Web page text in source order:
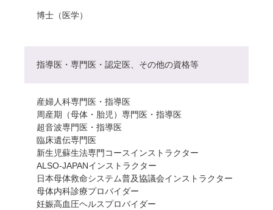
博士（医学）
指導医・専門医・認定医、その他の資格等
産婦人科専門医・指導医
周産期（母体・胎児）専門医・指導医
超音波専門医・指導医
臨床遺伝専門医
新生児蘇生法専門コースインストラクター
ALSO-JAPANインストラクター
日本母体救命システム普及協議会インストラクター
母体内科診療プロバイダー
妊娠高血圧ヘルスプロバイダー